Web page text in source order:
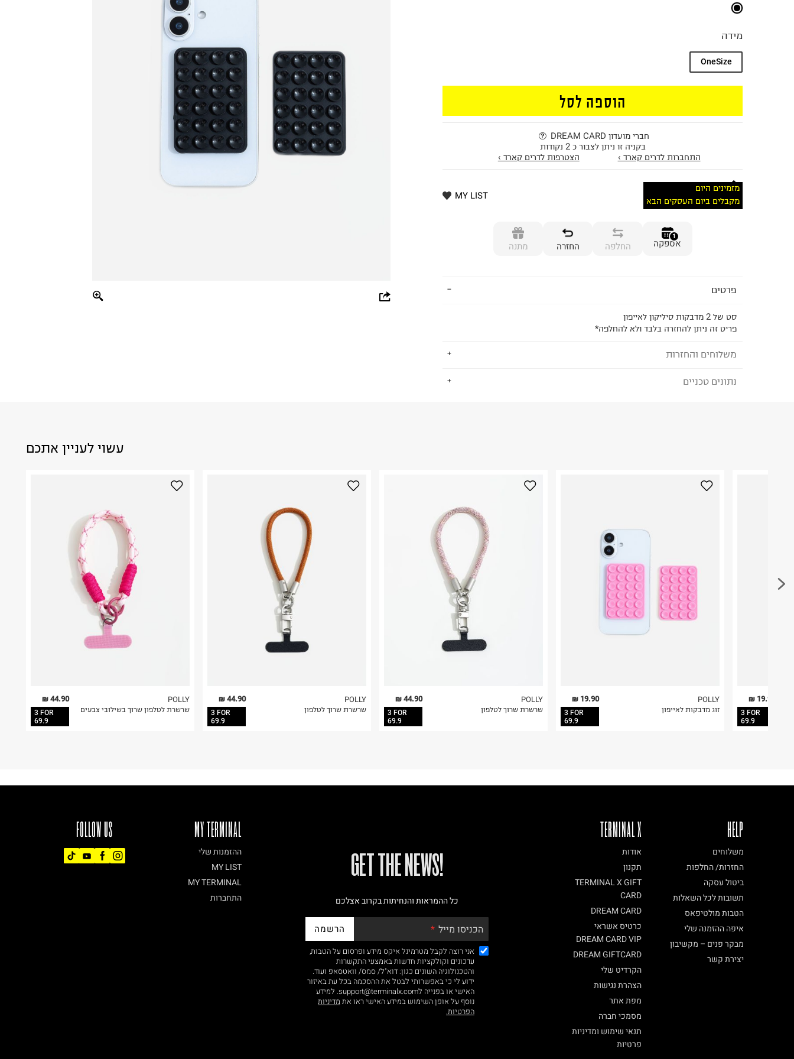
מידה
OneSize
הוספה לסל
חברי מועדון DREAM CARD
בקניה זו ניתן לצבור כ 2 נקודות
התחברות לדרים קארד ›
הצטרפות לדרים קארד ›
מזמינים היום
מקבלים ביום העסקים הבא
MY LIST
1
אספקה החלפה החזרה מתנה
פרטים
סט של 2 מדבקות סיליקון לאייפון
פריט זה ניתן להחזרה בלבד ולא להחלפה*
משלוחים והחזרות
לבחירת בשיטת המשלוח המתאימה לכם,
לפני החזרת החבילה, חשוב להדביק את מדבקת הגוביינא על גבי החבילה
פריטים שבירים יש להחזיר עם שליח דרך ממשק ההחזרות באתר בלבד
3. מוצרי טיפוח ניתן להחזיר סגורים באריזתם המקורית בלבד. לא ניתן
נתונים טכניים
היבואן
טרמינל איקס אונליין בע"מ
עשוי לעניין אתכם
44.90 ₪
3 FOR
69.9
POLLY
שרשרת לטלפון שרוך בשילובי צבעים
44.90 ₪
3 FOR
69.9
POLLY
שרשרת שרוך לטלפון
44.90 ₪
3 FOR
69.9
POLLY
שרשרת שרוך לטלפון
19.90 ₪
3 FOR
69.9
POLLY
זוג מדבקות לאייפון
19.90 ₪
3 FOR
69.9
FOLLOW US MY TERMINAL
ההזמנות שלי
MY LIST
MY TERMINAL
התחברות
!GET THE NEWS
כל ההמראות והנחיתות בקרוב אצלכם
הכניסו מייל הרשמה
אני רוצה לקבל מטרמינל איקס מידע ופרסום על הטבות,
עדכונים וקולקציות חדשות באמצעי התקשרות
והטכנולוגיה השונים כגון: דוא"ל/ סמס/ וואטסאפ ועוד.
ידוע לי כי באפשרותי לבטל את ההסכמה בכל עת באיזור
האישי או בפנייה לsupport@terminalx.com. למידע
נוסף על אופן השימוש במידע האישי ראו את מדיניות
הפרטיות.
TERMINAL X
אודות
תקנון
TERMINAL X GIFT
CARD
DREAM CARD
כרטיס אשראי
DREAM CARD VIP
DREAM GIFTCARD
הקרדיט שלי
הצהרת נגישות
מפת אתר
מסמכי חברה
תנאי שימוש ומדיניות
פרטיות
HELP
משלוחים
החזרות/ החלפות
ביטול עסקה
תשובות לכל השאלות
הטבות מולטיפאס
איפה ההזמנה שלי
מבקר פנים – מקשיבון
יצירת קשר